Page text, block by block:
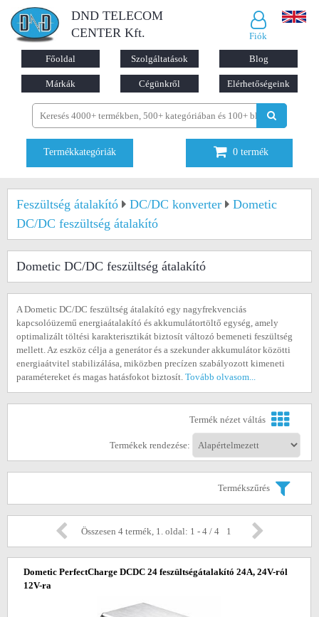
DND TELECOM
CENTER Kft.
Fiók
Főoldal Szolgáltatások Blog
Márkák Cégünkről Elérhetőségeink
Termékkategóriák 0 termék
Feszültség átalakító DC/DC konverter
Dometic
DC/DC feszültség átalakító
Dometic DC/DC feszültség átalakító
A Dometic DC/DC feszültség átalakító egy nagyfrekvenciás
kapcsolóüzemű energiaátalakító és akkumulátortöltő egység, amely
optimalizált töltési karakterisztikát biztosít változó bemeneti feszültség
mellett. Az eszköz célja a generátor és a szekunder akkumulátor közötti
energiaátvitel stabilizálása, miközben precízen szabályozott kimeneti
paramétereket és magas hatásfokot biztosít. Tovább olvasom...
Termék nézet váltás
Termékek rendezése:
Termékszűrés
Összesen 4 termék, 1. oldal: 1 - 4 / 4 1
Dometic PerfectCharge DCDC 24 feszültségátalakító 24A, 24V-ról
12V-ra